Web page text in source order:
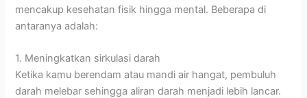
mencakup kesehatan fisik hingga mental. Beberapa di
antaranya adalah:
1. Meningkatkan sirkulasi darah
Ketika kamu berendam atau mandi air hangat, pembuluh
darah melebar sehingga aliran darah menjadi lebih lancar.